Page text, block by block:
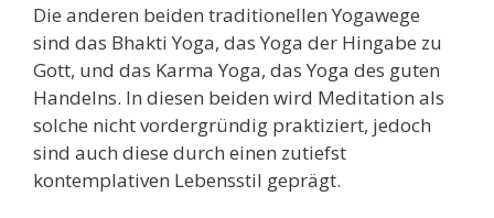
Die anderen beiden traditionellen Yogawege
sind das Bhakti Yoga, das Yoga der Hingabe zu
Gott, und das Karma Yoga, das Yoga des guten
Handelns. In diesen beiden wird Meditation als
solche nicht vordergründig praktiziert, jedoch
sind auch diese durch einen zutiefst
kontemplativen Lebensstil geprägt.